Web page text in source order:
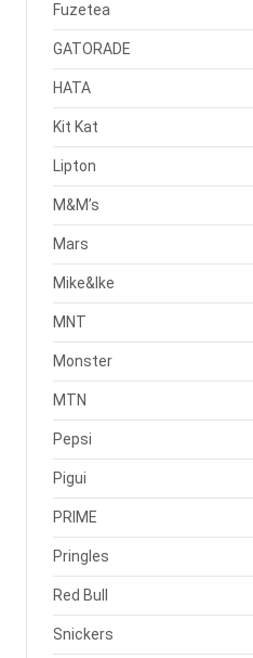
Fuzetea
GATORADE
HATA
Kit Kat
Lipton
M&M’s
Mars
Mike&Ike
MNT
Monster
MTN
Pepsi
Pigui
PRIME
Pringles
Red Bull
Snickers